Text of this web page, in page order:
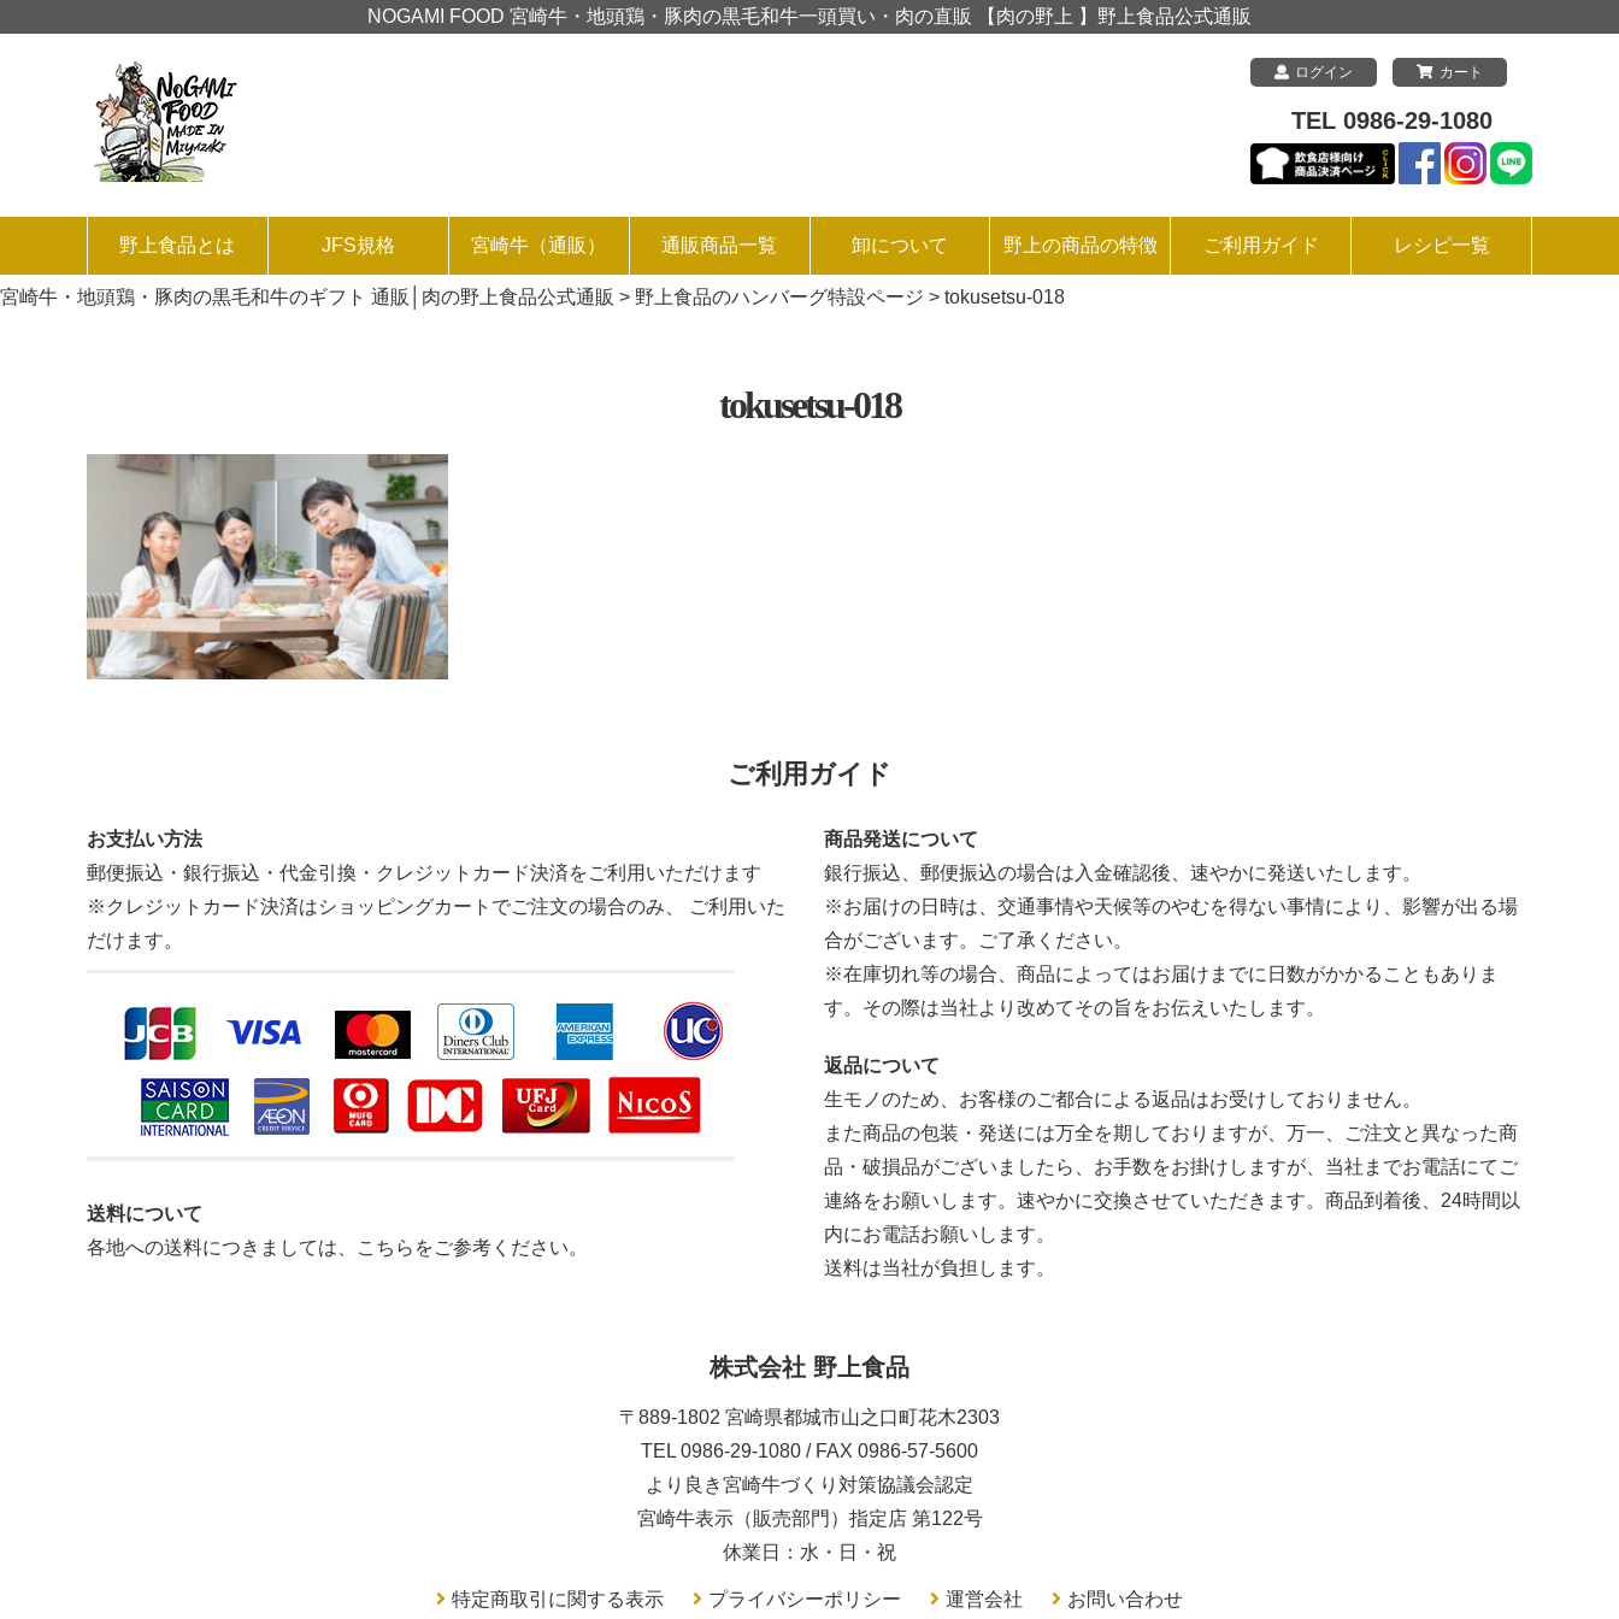
NOGAMI FOOD 宮崎牛・地頭鶏・豚肉の黒毛和牛一頭買い・肉の直販 【肉の野上 】野上食品公式通販
ログイン カート
TEL 0986-29-1080
野上食品とは JFS規格 宮崎牛（通販） 通販商品一覧 卸について 野上の商品の特徴 ご利用ガイド レシピ一覧
宮崎牛・地頭鶏・豚肉の黒毛和牛のギフト 通販│肉の野上食品公式通販 > 野上食品のハンバーグ特設ページ > tokusetsu-018
tokusetsu-018
ご利用ガイド
お支払い方法
郵便振込・銀行振込・代金引換・クレジットカード決済をご利用いただけます
※クレジットカード決済はショッピングカートでご注文の場合のみ、 ご利用いた
だけます。
送料について
各地への送料につきましては、
こちらをご参考ください。
商品発送について
銀行振込、郵便振込の場合は入金確認後、速やかに発送いたします。
※お届けの日時は、交通事情や天候等のやむを得ない事情により、影響が出る場
合がございます。ご了承ください。
※在庫切れ等の場合、商品によってはお届けまでに日数がかかることもありま
す。その際は当社より改めてその旨をお伝えいたします。
返品について
生モノのため、お客様のご都合による返品はお受けしておりません。
また商品の包装・発送には万全を期しておりますが、万一、ご注文と異なった商
品・破損品がございましたら、お手数をお掛けしますが、当社までお電話にてご
連絡をお願いします。速やかに交換させていただきます。商品到着後、24時間以
内にお電話お願いします。
送料は当社が負担します。
株式会社 野上食品
〒889-1802 宮崎県都城市山之口町花木2303
TEL 0986-29-1080 / FAX 0986-57-5600
より良き宮崎牛づくり対策協議会認定
宮崎牛表示（販売部門）指定店 第122号
休業日：水・日・祝
特定商取引に関する表示 プライバシーポリシー 運営会社 お問い合わせ